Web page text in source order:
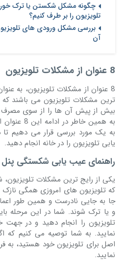
چگونه مشکل شکستن یا ترک
تلویزیون را ‌بر طرف کنیم؟
بررسی مشکل ورودی های
آن
8 عنوان از مشکلات تلویزیون
8 عنوان از مشکلات تلویزیون، به
ترین مشکلات تلویزیون می باشند
بیش از پیش آن ها را از سوی مصرف
به همین
به یک مورد بررسی قرار می دهیم تا
یابی تلویزیون را در خانه انجام دهید.
راهنمای عیب یابی شکستگی پنل
یکی از رایج ترین مشکلات
که تلویزیون های امروزی همگی
جا به جایی نادرست و همین طور
و یا ترک شوند. شما در این مرحله
تلویزیون را انجام دهید و در جهت
نمایید. به شما توصیه می کنیم که
اصل برای تلویزیون خود هستید، به
نمایید.